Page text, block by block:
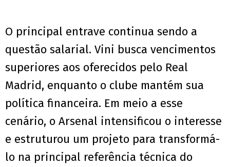
O principal entrave continua sendo a
questão salarial. Vini busca vencimentos
superiores aos oferecidos pelo Real
Madrid, enquanto o clube mantém sua
política financeira. Em meio a esse
cenário, o Arsenal intensificou o interesse
e estruturou um projeto para transformá-
lo na principal referência técnica do